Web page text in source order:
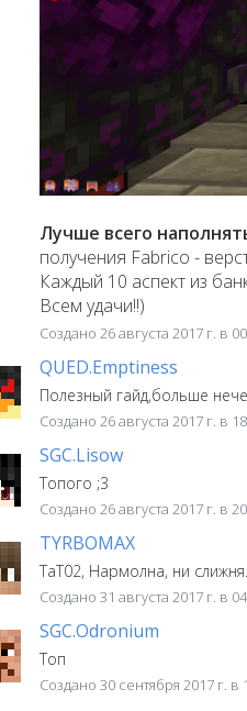
Лучше всего
получения Fabrico -
Каждый 10 аспект из
Всем удачи!!)
Создано 26 августа 2017 г. в
QUED.Emptiness
Полезный гайд,больше
Создано 26 августа 2017 г. в
SGC.Lisow
Топого ;3
Создано 26 августа 2017 г. в
TYRBOMAX
TaT02, Нармолна, ни слижня.
Создано 31 августа 2017 г. в
SGC.Odronium
Топ
Создано 30 сентября 2017 г. в